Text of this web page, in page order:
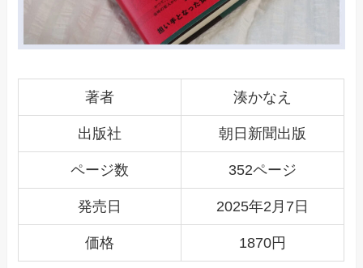
著者 湊かなえ
出版社 朝日新聞出版
ページ数 352ページ
発売日 2025年2月7日
価格 1870円